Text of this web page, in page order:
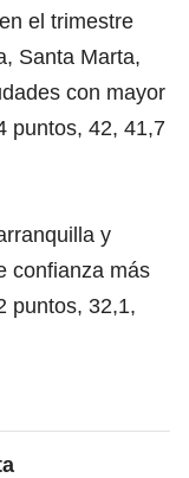
el trimestre
Santa Marta,
con mayor
puntos, 42, 41,7
y
confianza más
puntos, 32,1,